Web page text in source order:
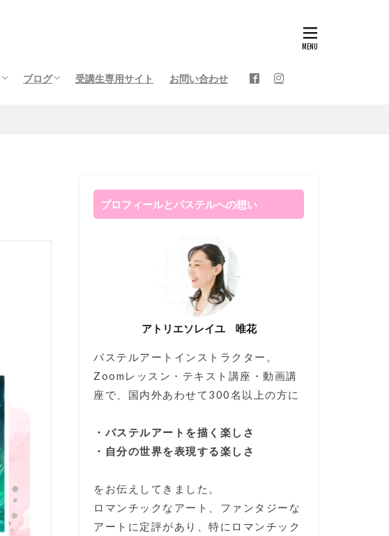
ブログ 受講生専用サイト お問い合わせ
プロフィールとパステルへの想い
アトリエソレイユ 唯花
パステルアートインストラクター。
Zoomレッスン・テキスト講座・動画講
座で、国内外あわせて300名以上の方に
・パステルアートを描く楽しさ
・自分の世界を表現する楽しさ
をお伝えしてきました。
ロマンチックなアート、ファンタジーな
アートに定評があり、特にロマンチック